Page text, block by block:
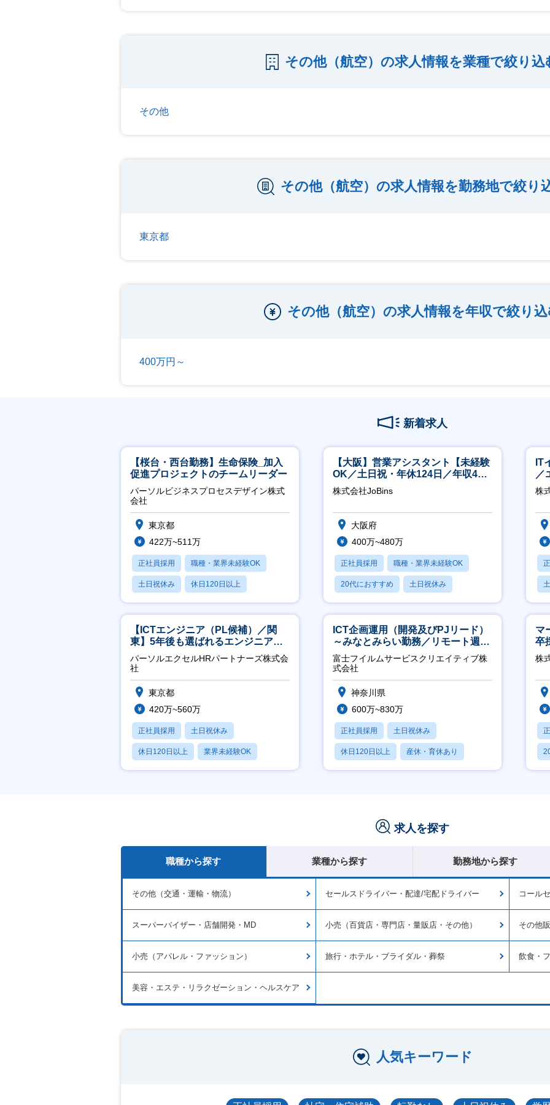
その他（航空）の求人情報を業種で絞り込
その他
その他（航空）の求人情報を勤務地で絞り
東京都
その他（航空）の求人情報を年収で絞り
400万円～
新着求人
【桜台・西台勤務】生命保険_加入
促進プロジェクトのチームリーダー
パーソルビジネスプロセスデザイン株式
会社
東京都
422万~511万
正社員採用 職種・業界未経験OK
土日祝休み 休日120日以上
産休・育休あり
【大阪】営業アシスタント【未経験
OK／土日祝・年休124日／年収400
万～／転勤なし】
株式会社JoBins
大阪府
400万~480万
正社員採用 職種・業界未経験OK
20代におすすめ 土日祝休み
休日120日以上
IT
／
ジ
株
【ICTエンジニア（PL候補）／関
東】5年後も選ばれるエンジニアへ
／チーム運営・体制構築
パーソルエクセルHRパートナーズ株式会
社
東京都
420万~560万
正社員採用 土日祝休み
休日120日以上 業界未経験OK
月残業20時間以内
ICT企画運用（開発及びPJリード）
～みなとみらい勤務／リモート週
2OK／業務改善～
富士フイルムサービスクリエイティブ株
式会社
神奈川県
600万~830万
正社員採用 土日祝休み
休日120日以上 産休・育休あり
月残業20時間以内
マ
卒
ー
実
株
求人を探す
職種から探す 業種から探す 勤務地から探す
その他（交通・運輸・物流） セールスドライバー・配達/宅配ドライバー コール
スーパーバイザー・店舗開発・MD 小売（百貨店・専門店・量販店・その他） その他
小売（アパレル・ファッション） 旅行・ホテル・ブライダル・葬祭 飲食・
美容・エステ・リラクゼーション・ヘルスケア
人気キーワード